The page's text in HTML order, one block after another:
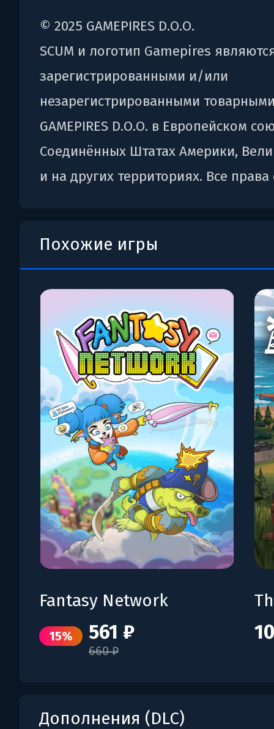
© 2025 GAMEPIRES D.O.O.
SCUM и логотип Gamepires
зарегистрированными и/или
незарегистрированными
GAMEPIRES D.O.O. в Европейском
Соединённых Штатах Америки,
и на других территориях. Все
Похожие игры
Fantasy Network
15% 561 ₽
660 ₽
Дополнения (DLC)